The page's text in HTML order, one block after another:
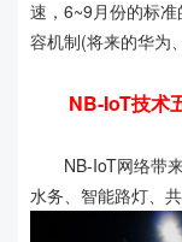
速，6~9月份的标
容机制(将来的华为
NB-IoT技术五
NB-IoT网络带来
水务、智能路灯、